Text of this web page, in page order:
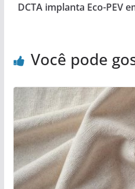
DCTA implanta Eco-PEV
Você pode